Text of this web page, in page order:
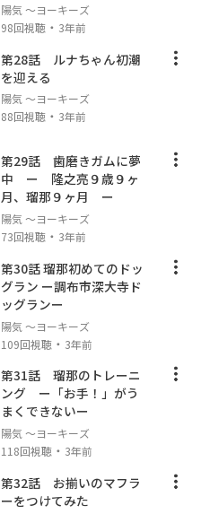
陽気 ～ヨーキーズ
98回視聴 ・ 3年前
第28話 ルナちゃん初潮
を迎える
陽気 ～ヨーキーズ
88回視聴 ・ 3年前
第29話 歯磨きガムに夢
中 ー 隆之亮９歳９ヶ
月、瑠那９ヶ月 ー
陽気 ～ヨーキーズ
73回視聴 ・ 3年前
第30話 瑠那初めてのドッ
グラン ー調布市深大寺ド
ッグランー
陽気 ～ヨーキーズ
109回視聴 ・ 3年前
第31話 瑠那のトレーニ
ング ー「お手！」がう
まくできないー
陽気 ～ヨーキーズ
118回視聴 ・ 3年前
第32話 お揃いのマフラ
ーをつけてみた